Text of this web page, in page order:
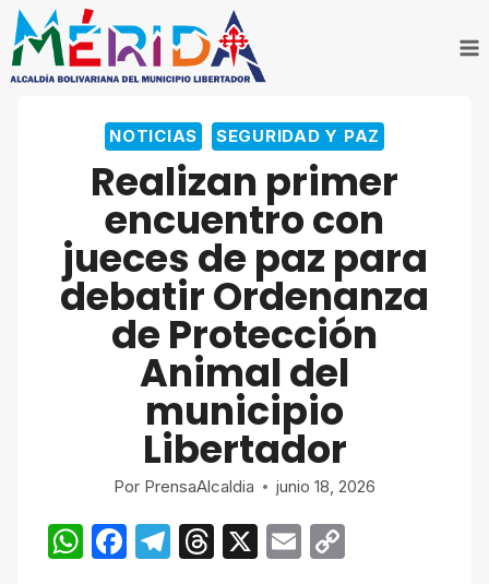
Saltar
contenido
NOTICIAS SEGURIDAD Y PAZ
Realizan primer
encuentro con
jueces de paz para
debatir Ordenanza
de Protección
Animal del
municipio
Libertador
Por PrensaAlcaldia junio 18, 2026
W F
T
T
X
E